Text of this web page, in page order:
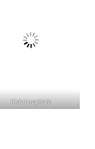
Kräuterspirale